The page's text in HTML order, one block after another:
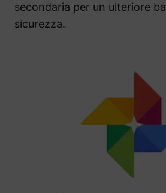
secondaria per un ulteriore
sicurezza.